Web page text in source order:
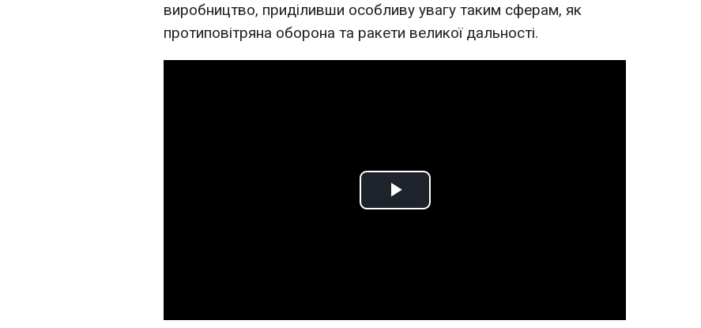
виробництво, приділивши особливу увагу таким сферам, як
протиповітряна оборона та ракети великої дальності.
Play